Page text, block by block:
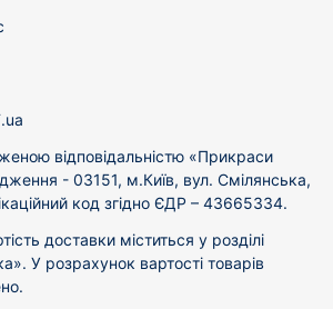
відповідальністю «Прикраси
- 03151, м.Київ, вул. Смілянська,
код згідно ЄДР – 43665334.
доставки міститься у розділі
У розрахунок вартості товарів